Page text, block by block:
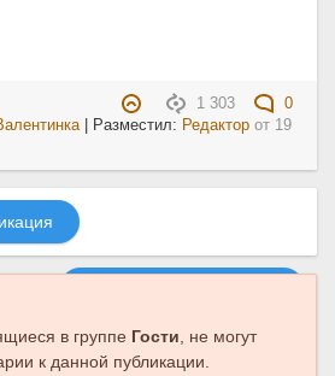
1 303
0
| Разместил: Редактор от 19
в группе Гости, не могут
к данной публикации.